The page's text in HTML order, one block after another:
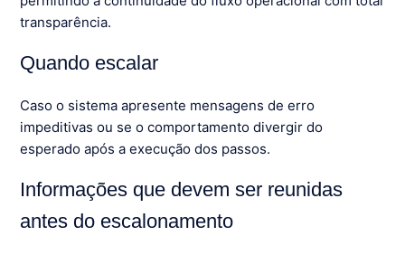
transparência.
Quando escalar
Caso o sistema apresente mensagens de erro
impeditivas ou se o comportamento divergir do
esperado após a execução dos passos.
Informações que devem ser reunidas
antes do escalonamento